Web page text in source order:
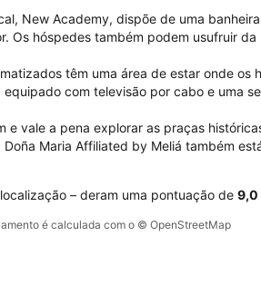
New Academy, dispõe de uma
Os hóspedes também podem usufruir da
têm uma área de estar onde os
com televisão por cabo e uma
vale a pena explorar as praças
Maria Affiliated by Meliá também
– deram uma pontuação de 9,0
é calculada com o © OpenStreetMap